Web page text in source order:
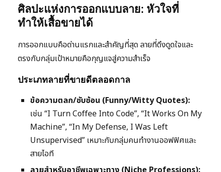
ศิลปะแห่งการออกแบบลาย: หัวใจที่
ทำให้เสื้อขายได้
การออกแบบคือด่านแรกและสำคัญที่สุด ลายที่ดึงดูดใจและ
ตรงกับกลุ่มเป้าหมายคือกุญแจสู่ความสำเร็จ
ประเภทลายที่ขายดีตลอดกาล
ข้อความตลก/ซับซ้อน (Funny/Witty Quotes):
เช่น “I Turn Coffee Into Code”, “It Works On My
Machine”, “In My Defense, I Was Left
Unsupervised” เหมาะกับกลุ่มคนทำงานออฟฟิศและ
สายไอที